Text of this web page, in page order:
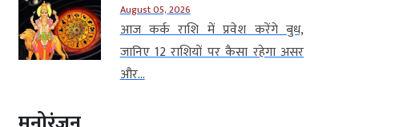
August 05, 2026
आज कर्क राशि में प्रवेश करेंगे बुध,
जानिए 12 राशियों पर कैसा रहेगा असर
और...